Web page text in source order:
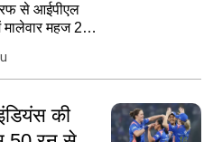
से आईपीएल
महज 2 ही
की